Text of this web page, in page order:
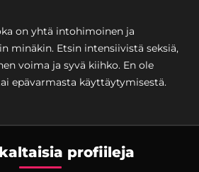
on yhtä intohimoinen ja
minäkin. Etsin intensiivistä seksiä,
voima ja syvä kiihko. En ole
epävarmasta käyttäytymisestä.
profiileja